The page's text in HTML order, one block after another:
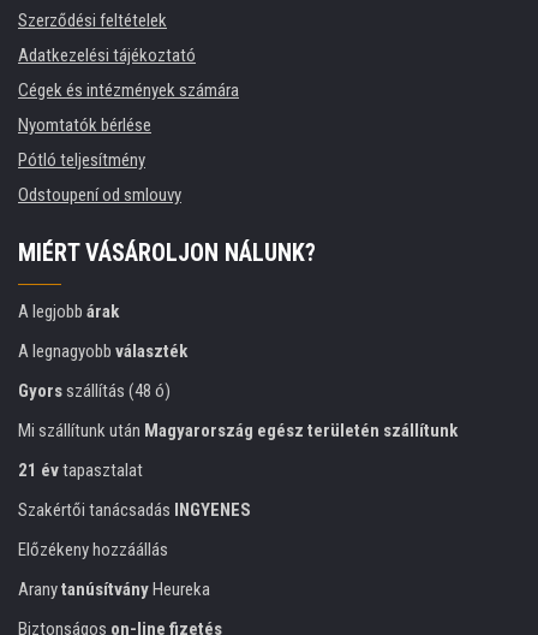
Szerződési feltételek
Adatkezelési tájékoztató
Cégek és intézmények számára
Nyomtatók bérlése
Pótló teljesítmény
Odstoupení od smlouvy
MIÉRT VÁSÁROLJON NÁLUNK?
A legjobb árak
A legnagyobb választék
Gyorsszállítás (48 ó)
Mi szállítunk után Magyarország egész területén szállítunk
21 évtapasztalat
Szakértői tanácsadás
INGYENES
Előzékeny hozzáállás
Aranytanúsítvány Heureka
Biztonságos on-line fizetés